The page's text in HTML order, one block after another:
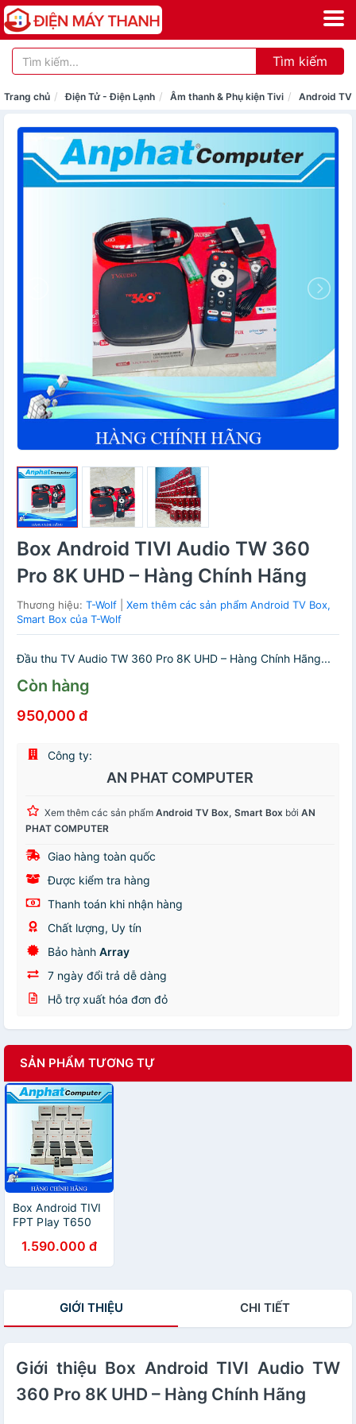
Tìm kiếm
Trang chủ Điện Tử - Điện Lạnh Âm thanh & Phụ kiện Tivi Android TV
Box Android TIVI Audio TW 360
Pro 8K UHD – Hàng Chính Hãng
Thương hiệu: T-Wolf
Xem thêm các sản phẩm Android TV Box,
Smart Box của T-Wolf
Đầu thu TV Audio TW 360 Pro 8K UHD – Hàng Chính Hãng...
Còn hàng
950,000 đ
Công ty:
AN PHAT COMPUTER
Xem thêm các sản phẩm Android TV Box, Smart Box bởi AN
PHAT COMPUTER
Giao hàng toàn quốc
Được kiểm tra hàng
Thanh toán khi nhận hàng
Chất lượng, Uy tín
Bảo hành Array
7 ngày đổi trả dễ dàng
Hỗ trợ xuất hóa đơn đỏ
SẢN PHẨM TƯƠNG TỰ
Box Android TIVI
FPT Play T650
Hàng Chính Hãng
1.590.000 đ
GIỚI THIỆU CHI TIẾT
Giới thiệu Box Android TIVI Audio TW
360 Pro 8K UHD – Hàng Chính Hãng